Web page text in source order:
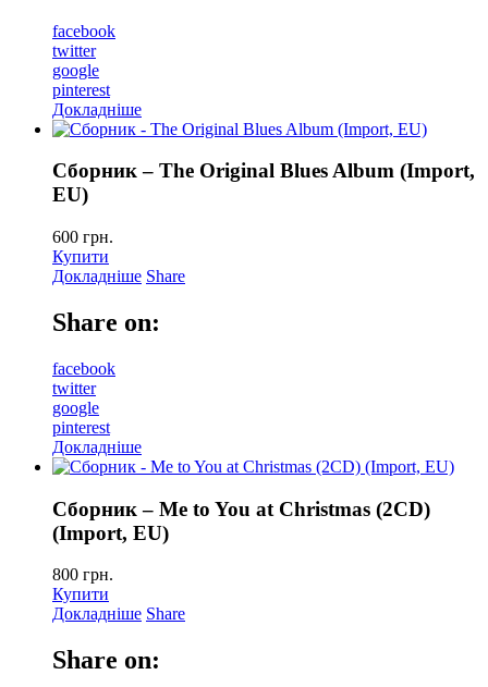
facebook
twitter
google
pinterest
Докладніше
Сборник – The Original Blues Album (Import,
EU)
600 грн.
Купити
Докладніше Share
Share on:
facebook
twitter
google
pinterest
Докладніше
Сборник – Me to You at Christmas (2CD)
(Import, EU)
800 грн.
Купити
Докладніше Share
Share on: